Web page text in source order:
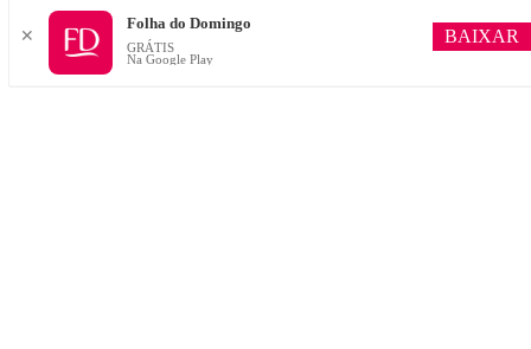
✕
Folha do Domingo
GRÁTIS
Na Google Play
BAIXAR